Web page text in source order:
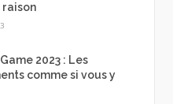
raison
2023 : Les
comme si vous y